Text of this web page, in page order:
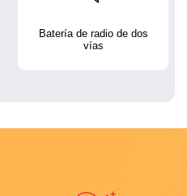
Batería de radio de dos
vías